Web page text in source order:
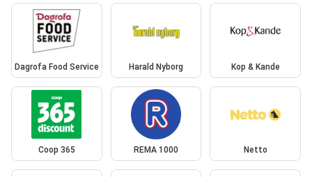
Dagrofa Food Service Harald Nyborg Kop & Kande
Coop 365 REMA 1000 Netto